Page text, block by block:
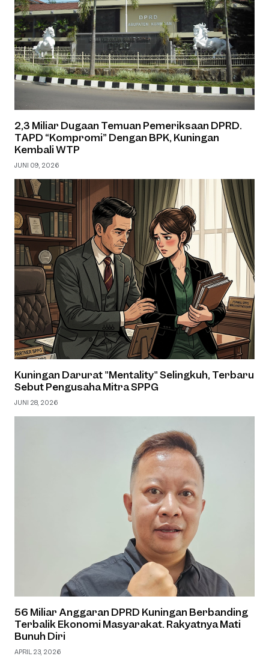
2,3 Miliar Dugaan Temuan Pemeriksaan DPRD.
TAPD “Kompromi” Dengan BPK, Kuningan
Kembali WTP
JUNI 09, 2026
Kuningan Darurat "Mentality" Selingkuh, Terbaru
Sebut Pengusaha Mitra SPPG
JUNI 28, 2026
56 Miliar Anggaran DPRD Kuningan Berbanding
Terbalik Ekonomi Masyarakat. Rakyatnya Mati
Bunuh Diri
APRIL 23, 2026